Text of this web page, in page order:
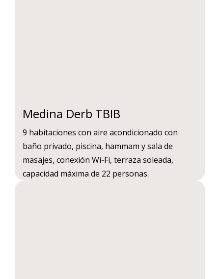
Medina Derb TBIB
9 habitaciones con aire acondicionado con
baño privado, piscina, hammam y sala de
masajes, conexión Wi-Fi, terraza soleada,
capacidad máxima de 22 personas.